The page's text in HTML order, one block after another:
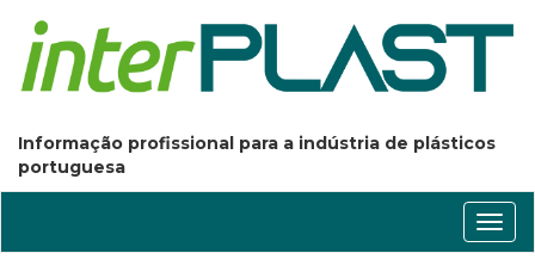
Informação profissional para a indústria de plásticos
portuguesa